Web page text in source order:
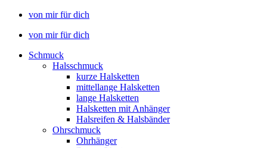
von mir für dich
von mir für dich
Schmuck
Halsschmuck
kurze Halsketten
mittellange Halsketten
lange Halsketten
Halsketten mit Anhänger
Halsreifen & Halsbänder
Ohrschmuck
Ohrhänger